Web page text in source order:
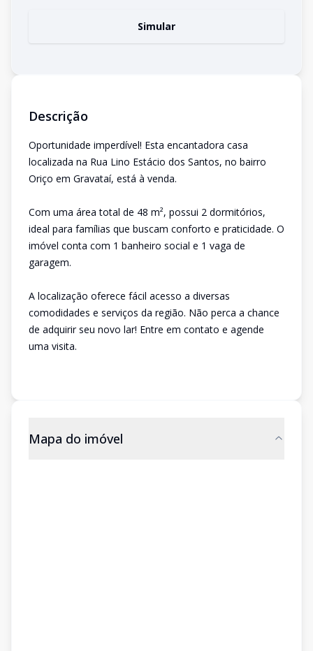
Simular
Descrição
Oportunidade imperdível! Esta encantadora casa
localizada na Rua Lino Estácio dos Santos, no bairro
Oriço em Gravataí, está à venda.
Com uma área total de 48 m², possui 2 dormitórios,
ideal para famílias que buscam conforto e praticidade. O
imóvel conta com 1 banheiro social e 1 vaga de
garagem.
A localização oferece fácil acesso a diversas
comodidades e serviços da região. Não perca a chance
de adquirir seu novo lar! Entre em contato e agende
uma visita.
Mapa do imóvel